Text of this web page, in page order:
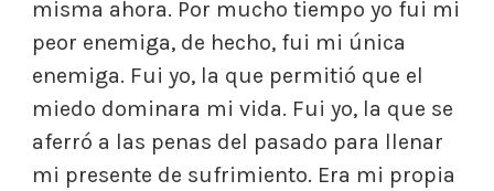
misma ahora. Por mucho tiempo yo fui mi
peor enemiga, de hecho, fui mi única
enemiga. Fui yo, la que permitió que el
miedo dominara mi vida. Fui yo, la que se
aferró a las penas del pasado para llenar
mi presente de sufrimiento. Era mi propia